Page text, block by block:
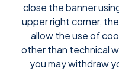
close the banner
upper right corner,
allow the use of
other than technical
you may withdraw
Supremo
Ja, du kannst
AssistAPP aus
Mobilgeräte